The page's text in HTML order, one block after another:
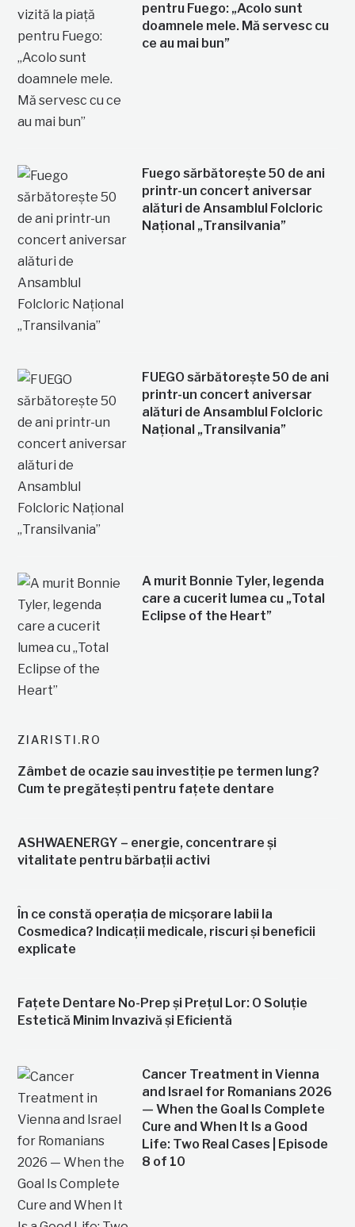
pentru Fuego: „Acolo sunt
doamnele mele. Mă servesc cu
ce au mai bun”
Fuego sărbătorește 50 de ani
printr-un concert aniversar
alături de Ansamblul Folcloric
Național „Transilvania”
FUEGO sărbătorește 50 de ani
printr-un concert aniversar
alături de Ansamblul Folcloric
Național „Transilvania”
A murit Bonnie Tyler, legenda
care a cucerit lumea cu „Total
Eclipse of the Heart”
ZIARISTI.RO
Zâmbet de ocazie sau investiție pe termen lung?
Cum te pregătești pentru fațete dentare
ASHWAENERGY – energie, concentrare și
vitalitate pentru bărbații activi
În ce constă operația de micșorare labii la
Cosmedica? Indicații medicale, riscuri și beneficii
explicate
Fațete Dentare No-Prep și Prețul Lor: O Soluție
Estetică Minim Invazivă și Eficientă
Cancer Treatment in Vienna
and Israel for Romanians 2026
— When the Goal Is Complete
Cure and When It Is a Good
Life: Two Real Cases | Episode
8 of 10